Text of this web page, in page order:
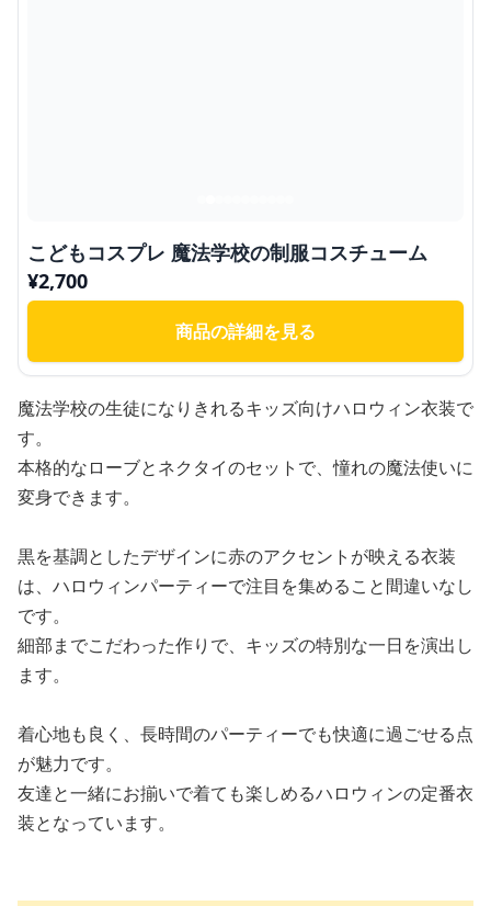
こどもコスプレ 魔法学校の制服コスチューム
¥2,700
商品の詳細を見る
魔法学校の生徒になりきれるキッズ向けハロウィン衣装で
す。
本格的なローブとネクタイのセットで、憧れの魔法使いに
変身できます。
黒を基調としたデザインに赤のアクセントが映える衣装
は、ハロウィンパーティーで注目を集めること間違いなし
です。
細部までこだわった作りで、キッズの特別な一日を演出し
ます。
着心地も良く、長時間のパーティーでも快適に過ごせる点
が魅力です。
友達と一緒にお揃いで着ても楽しめるハロウィンの定番衣
装となっています。